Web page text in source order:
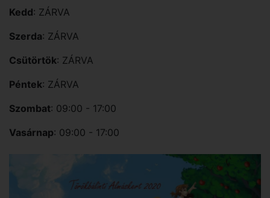
Kedd: ZÁRVA
Szerda: ZÁRVA
Csütörtök: ZÁRVA
Péntek: ZÁRVA
Szombat: 09:00 - 17:00
Vasárnap: 09:00 - 17:00